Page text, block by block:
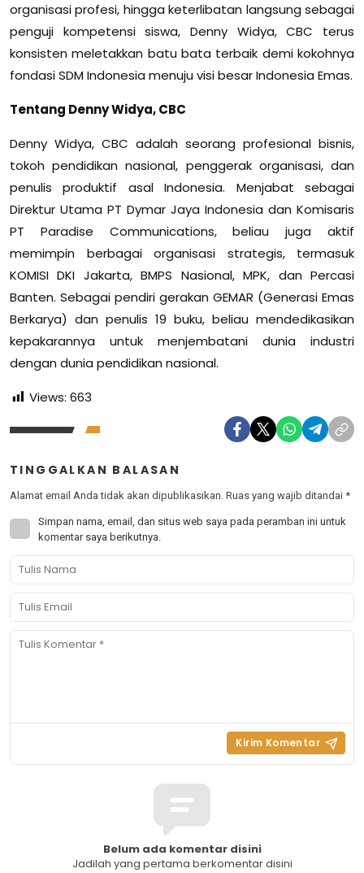
organisasi profesi, hingga keterlibatan langsung sebagai
penguji kompetensi siswa, Denny Widya, CBC terus
konsisten meletakkan batu bata terbaik demi kokohnya
fondasi SDM Indonesia menuju visi besar Indonesia Emas.
Tentang Denny Widya, CBC
Denny Widya, CBC adalah seorang profesional bisnis,
tokoh pendidikan nasional, penggerak organisasi, dan
penulis produktif asal Indonesia. Menjabat sebagai
Direktur Utama PT Dymar Jaya Indonesia dan Komisaris
PT Paradise Communications, beliau juga aktif
memimpin berbagai organisasi strategis, termasuk
KOMISI DKI Jakarta, BMPS Nasional, MPK, dan Percasi
Banten. Sebagai pendiri gerakan GEMAR (Generasi Emas
Berkarya) dan penulis 19 buku, beliau mendedikasikan
kepakarannya untuk menjembatani dunia industri
dengan dunia pendidikan nasional.
Views: 663
TINGGALKAN BALASAN
Alamat email Anda tidak akan dipublikasikan. Ruas yang wajib ditandai *
Simpan nama, email, dan situs web saya pada peramban ini untuk
komentar saya berikutnya.
Belum ada komentar disini
Jadilah yang pertama berkomentar disini